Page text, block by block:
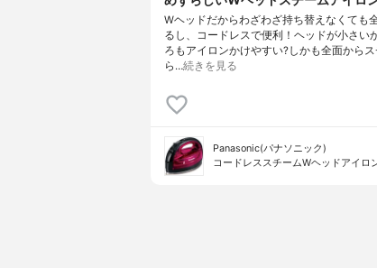
Wヘッドだからわざわざ持ち替えなくても
るし、コードレスで便利！ヘッドが小さい
ろもアイロンかけやすい?しかも全面から
ら…続きを見る
Panasonic(パナソニック)
コードレススチームWヘッドアイロ